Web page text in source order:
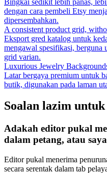
dengan cara pembeli Etsy
dipersembahkan.
A consistent product grid,
Eksport gred katalog untuk
mengawal spesifikasi, berguna
grid varian.
Luxurious Jewelry
Latar bergaya premium untuk
butik, digunakan pada laman
Soalan lazim
Adakah editor pukal
dalam petang, atau
Editor pukal menerima
secara serentak dalam tab